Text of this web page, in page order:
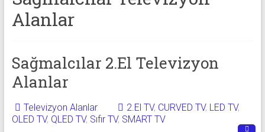
Alanlar
TV
Alanlar
İkinci
El
Alanlar
Sağmalcılar 2.El Televizyon
Alanlar
Televizyon Alanlar 2.El TV, CURVED TV, LED TV,
OLED TV, QLED TV, Sıfır TV, SMART TV